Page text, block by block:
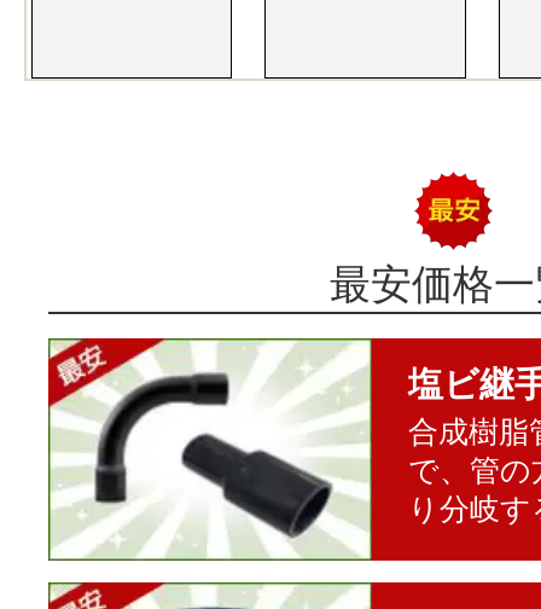
最安価格
塩ビ継
合成樹脂
で、管の
り分岐